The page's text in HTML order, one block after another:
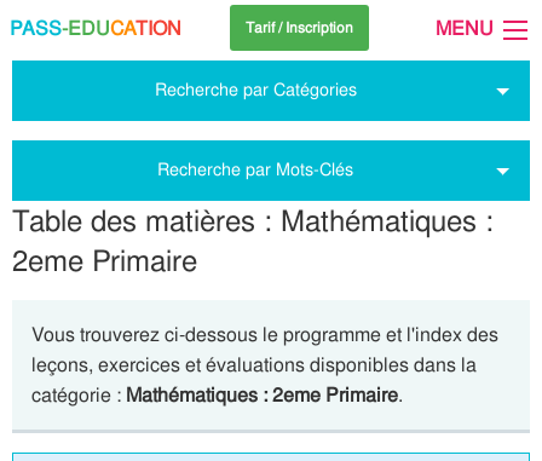
PASS-EDUCATION Tarif / Inscription MENU
Recherche par Catégories
Recherche par Mots-Clés
Table des matières : Mathématiques :
2eme Primaire
Vous trouverez ci-dessous le programme et l'index des
leçons, exercices et évaluations disponibles dans la
catégorie : Mathématiques : 2eme Primaire.